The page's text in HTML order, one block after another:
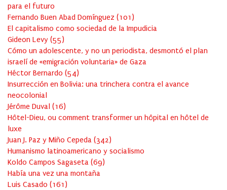
para el futuro
Fernando Buen Abad Domínguez (101 )
El capitalismo como sociedad de la Impudicia
Gideon Levy (55)
Cómo un adolescente, y no un periodista, desmontó el plan
israelí de «emigración voluntaria» de Gaza
Héctor Bernardo (54)
Insurrección en Bolivia: una trinchera contra el avance
neocolonial
Jérôme Duval (16)
Hôtel-Dieu, ou comment transformer un hôpital en hôtel de
luxe
Juan J. Paz y Miño Cepeda (342)
Humanismo latinoamericano y socialismo
Koldo Campos Sagaseta (69)
Había una vez una montaña
Luis Casado (161 )